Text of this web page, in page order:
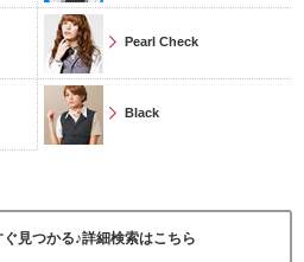
Pearl Check
Black
見つかる♪詳細検索はこちら